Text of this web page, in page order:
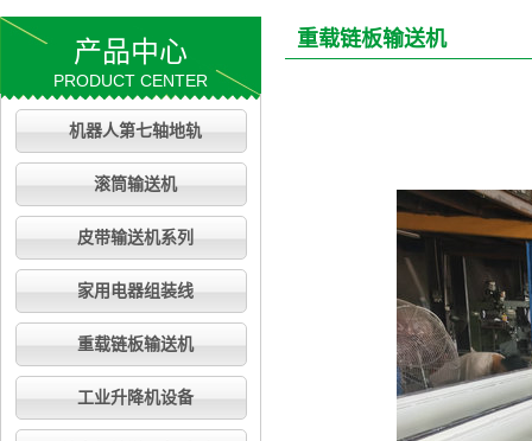
产品中心
PRODUCT CENTER
机器人第七轴地轨
滚筒输送机
皮带输送机系列
家用电器组装线
重载链板输送机
工业升降机设备
重载链板输送机